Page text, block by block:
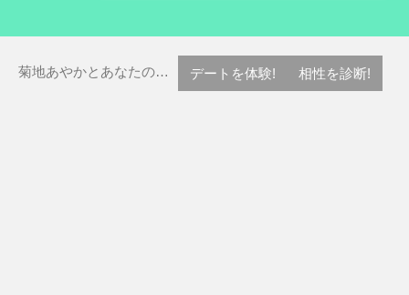
菊地あやかとあなたの… デートを体験! 相性を診断!